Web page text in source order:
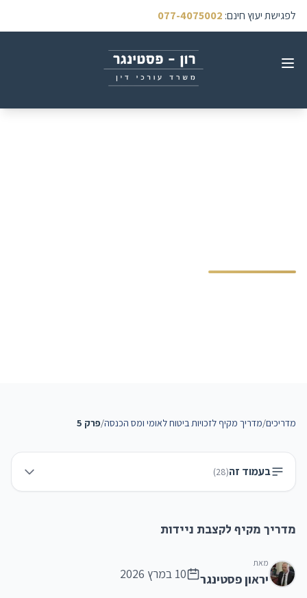
לפגישת יעוץ חינם:
077-4075002
מדריכים/מדריך מקיף לזכויות ביטוח לאומי ומס הכנסה/פרק 5
בעמוד זה(
28
)
מדריך מקיף לקצבת ניידות
מאת
יראון פסטינגר 10 במרץ 2026